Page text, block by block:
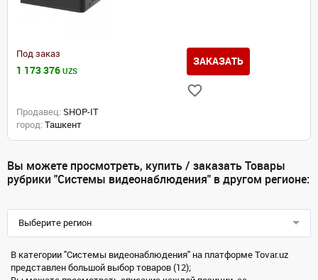
Под заказ
1 173 376 UZS
ЗАКАЗАТЬ
Продавец: SHOP-IT
город: Ташкент
Вы можете просмотреть, купить / заказать Товары
рубрики "Системы видеонаблюдения" в другом регионе:
Выберите регион
В категории "Системы видеонаблюдения" на платформе Tovar.uz
представлен большой выбор товаров (12);